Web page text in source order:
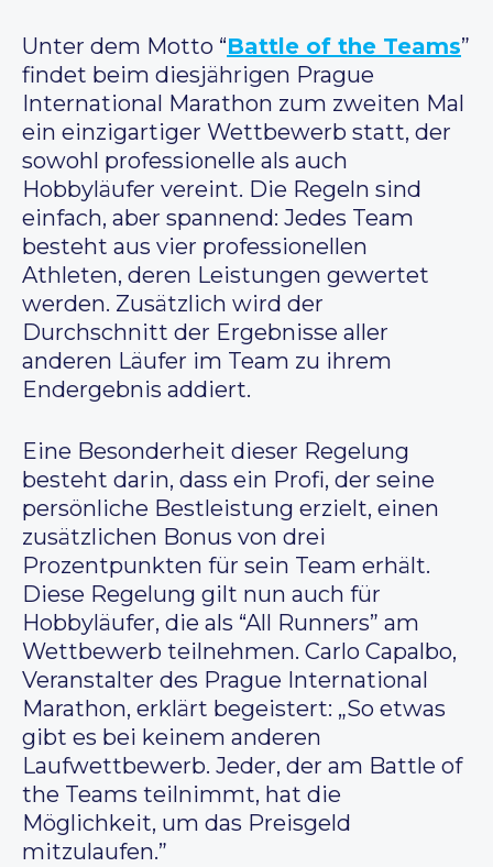
Unter dem Motto “Battle of the Teams”
findet beim diesjährigen Prague
International Marathon zum zweiten Mal
ein einzigartiger Wettbewerb statt, der
sowohl professionelle als auch
Hobbyläufer vereint. Die Regeln sind
einfach, aber spannend: Jedes Team
besteht aus vier professionellen
Athleten, deren Leistungen gewertet
werden. Zusätzlich wird der
Durchschnitt der Ergebnisse aller
anderen Läufer im Team zu ihrem
Endergebnis addiert.
Eine Besonderheit dieser Regelung
besteht darin, dass ein Profi, der seine
persönliche Bestleistung erzielt, einen
zusätzlichen Bonus von drei
Prozentpunkten für sein Team erhält.
Diese Regelung gilt nun auch für
Hobbyläufer, die als “All Runners” am
Wettbewerb teilnehmen. Carlo Capalbo,
Veranstalter des Prague International
Marathon, erklärt begeistert: „So etwas
gibt es bei keinem anderen
Laufwettbewerb. Jeder, der am Battle of
the Teams teilnimmt, hat die
Möglichkeit, um das Preisgeld
mitzulaufen.”